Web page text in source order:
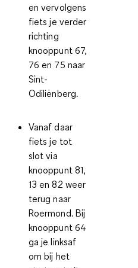
en vervolgens
fiets je verder
richting
knooppunt 67,
76 en 75 naar
Sint-
Odiliënberg.
Vanaf daar
fiets je tot
slot via
knooppunt 81,
13 en 82 weer
terug naar
Roermond. Bij
knooppunt 64
ga je linksaf
om bij het